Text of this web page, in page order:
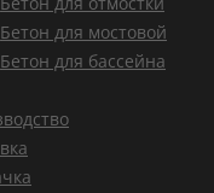
Бетон для мостовой
Бетон для бассейна